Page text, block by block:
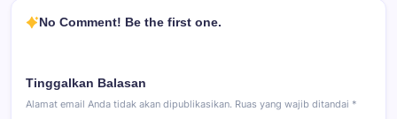
No Comment! Be the first one.
Tinggalkan Balasan
Alamat email Anda tidak akan dipublikasikan. Ruas yang wajib ditandai *